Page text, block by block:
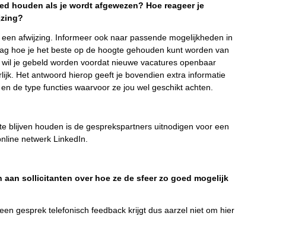
houden als je wordt afgewezen? Hoe reageer je
afwijzing. Informeer ook naar passende mogelijkheden in
hoe je het beste op de hoogte gehouden kunt worden van
je gebeld worden voordat nieuwe vacatures openbaar
Het antwoord hierop geeft je bovendien extra informatie
de type functies waarvoor ze jou wel geschikt achten.
blijven houden is de gesprekspartners uitnodigen voor een
netwerk LinkedIn.
aan sollicitanten over hoe ze de sfeer zo goed mogelijk
gesprek telefonisch feedback krijgt dus aarzel niet om hier